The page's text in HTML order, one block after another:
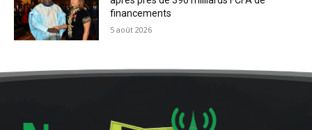
financements
5 août 2026